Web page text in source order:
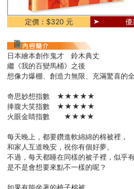
定價：$320 元
日本繪本創作鬼才 鈴木典丈
繼《我的百變馬桶》之後
想像力爆棚、創造力無限、充滿驚喜的
奇思妙想指數 ★★★★★
捧腹大笑指數 ★★★★★
火眼金睛指數 ★★★★
每天晚上，都要鑽進軟綿綿的棉被裡，
和家人互道晚安，祝你有個好夢。
不過，每天都睡在同樣的被子裡，似乎
是不是會想要來點不一樣的呢？
如果有能坐著的椅子棉被，